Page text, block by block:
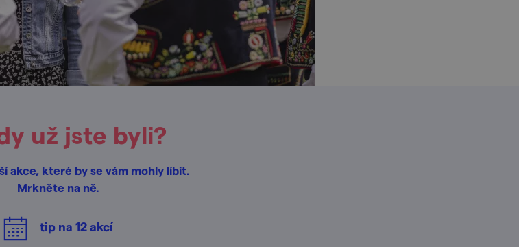
už jste byli?
akce, které by se vám mohly líbit.
Mrkněte na ně.
tip na 12akcí